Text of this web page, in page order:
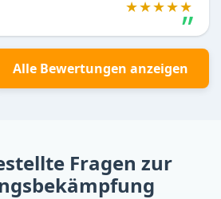
★★★★★
Alle Bewertungen anzeigen
Fragen zur